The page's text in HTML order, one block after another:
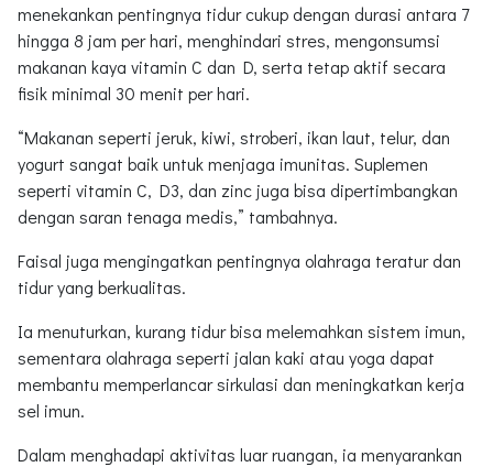
menekankan pentingnya tidur cukup dengan durasi antara 7
hingga 8 jam per hari, menghindari stres, mengonsumsi
makanan kaya vitamin C dan D, serta tetap aktif secara
fisik minimal 30 menit per hari.
“Makanan seperti jeruk, kiwi, stroberi, ikan laut, telur, dan
yogurt sangat baik untuk menjaga imunitas. Suplemen
seperti vitamin C, D3, dan zinc juga bisa dipertimbangkan
dengan saran tenaga medis,” tambahnya.
Faisal juga mengingatkan pentingnya olahraga teratur dan
tidur yang berkualitas.
Ia menuturkan, kurang tidur bisa melemahkan sistem imun,
sementara olahraga seperti jalan kaki atau yoga dapat
membantu memperlancar sirkulasi dan meningkatkan kerja
sel imun.
Dalam menghadapi aktivitas luar ruangan, ia menyarankan